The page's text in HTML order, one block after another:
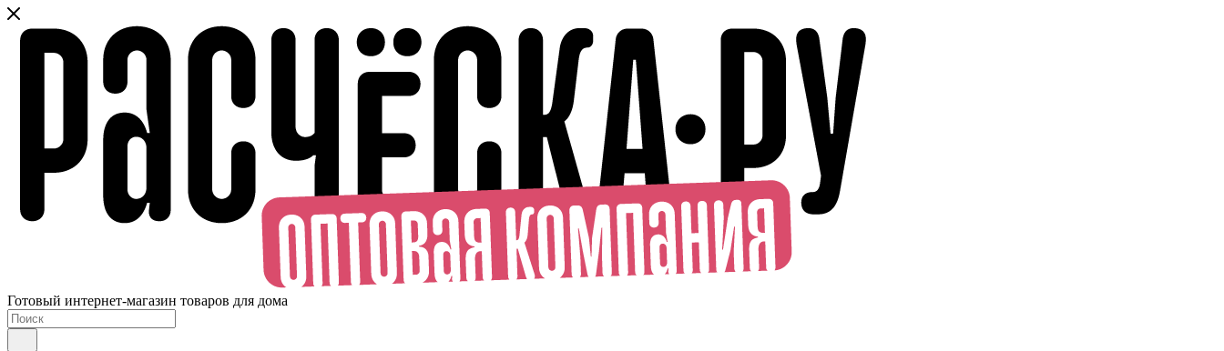
Готовый интернет-магазин товаров для дома